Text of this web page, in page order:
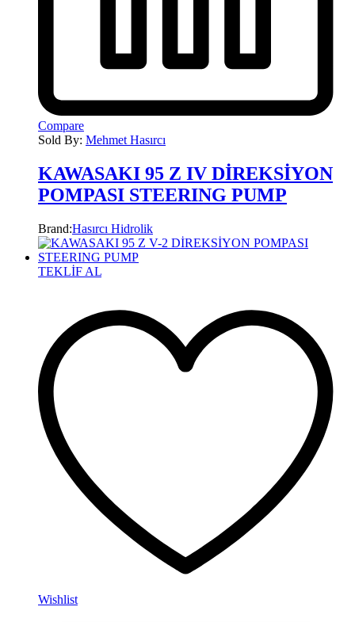
Compare
Sold By: Mehmet Hasırcı
KAWASAKI 95 Z IV DİREKSİYON
POMPASI STEERING PUMP
Brand:Hasırcı Hidrolik
TEKLİF AL
Wishlist